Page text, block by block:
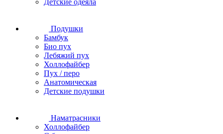
Детские одеяла
Подушки
Бамбук
Био пух
Лебяжий пух
Холлофайбер
Пух / перо
Анатомическая
Детские подушки
Наматрасники
Холлофайбер